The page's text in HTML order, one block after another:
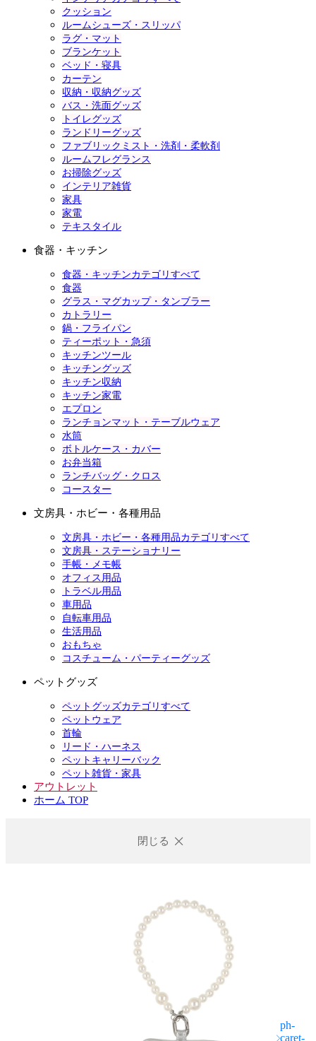
クッション
ルームシューズ・スリッパ
ラグ・マット
ブランケット
ベッド・寝具
カーテン
収納・収納グッズ
バス・洗面グッズ
トイレグッズ
ランドリーグッズ
ファブリックミスト・洗剤・柔軟剤
ルームフレグランス
お掃除グッズ
インテリア雑貨
家具
家電
テキスタイル
食器・キッチン
食器・キッチンカテゴリすべて
食器
グラス・マグカップ・タンブラー
カトラリー
鍋・フライパン
ティーポット・急須
キッチンツール
キッチングッズ
キッチン収納
キッチン家電
エプロン
ランチョンマット・テーブルウェア
水筒
ボトルケース・カバー
お弁当箱
ランチバッグ・クロス
コースター
文房具・ホビー・各種用品
文房具・ホビー・各種用品カテゴリすべて
文房具・ステーショナリー
手帳・メモ帳
オフィス用品
トラベル用品
車用品
自転車用品
生活用品
おもちゃ
コスチューム・パーティーグッズ
ペットグッズ
ペットグッズカテゴリすべて
ペットウェア
首輪
リード・ハーネス
ペットキャリーバック
ペット雑貨・家具
アウトレット
ホーム TOP
閉じる